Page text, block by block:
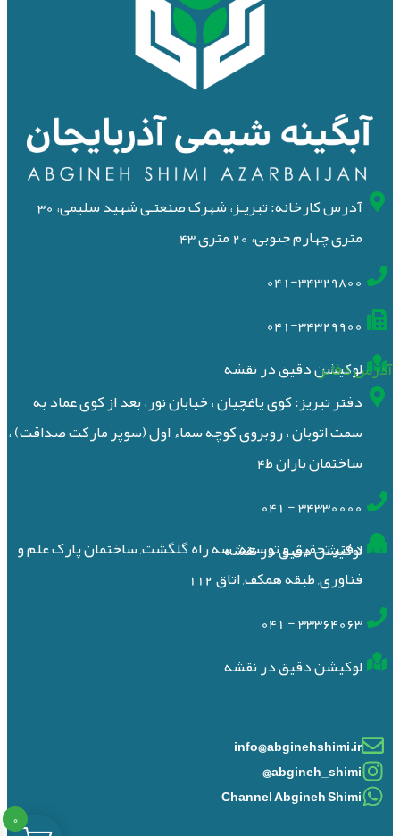
آدرس کارخانه: تبریـز، شهرک صنعتـی شهید سلیمی، 30
متری چهارم جنوبی، 20 متری 43
041-34329800
041-34329900
لوکیشن دقیق در نقشه
آدرس دفاتر
دفتر تبریز: کوی یاغچیان ، خیابان نور، بعد از کوی عماد به
سمت اتوبان ، روبروی کوچه سماء اول (سوپر مارکت صداقت) ،
ساختمان باران ط4
34330000 - 041
لوکیشن دقیق در نقشه
دفتر تحقیق و توسعه: سه راه گلگشت, ساختمان پارک علم و
فناوری, طبقه همکف, اتاق 112
33364063 - 041
لوکیشن دقیق در نقشه
info@abginehshimi.ir
abgineh_shimi@
Channel Abgineh Shimi
0